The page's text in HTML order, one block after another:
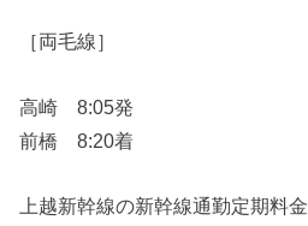
［両毛線］
高崎 8:05発
前橋 8:20着
上越新幹線の新幹線通勤定期料金